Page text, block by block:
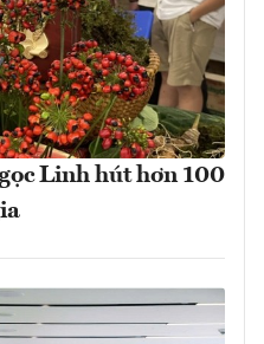
Linh hút hơn 100